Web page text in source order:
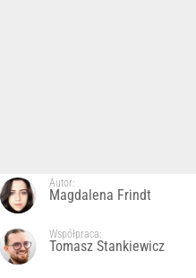
Autor:
Magdalena Frindt
Współpraca:
Tomasz Stankiewicz